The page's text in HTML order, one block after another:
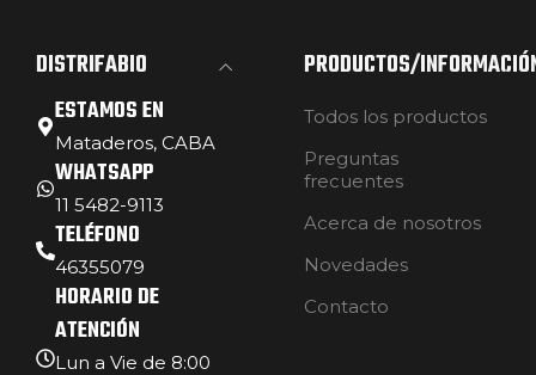
DISTRIFABIO
ESTAMOS EN
Mataderos, CABA
WHATSAPP
11 5482-9113
TELÉFONO
46355079
HORARIO DE
ATENCIÓN
Lun a Vie de 8:00
PRODUCTOS/
Todos los productos
Preguntas
frecuentes
Acerca de nosotros
Novedades
Contacto